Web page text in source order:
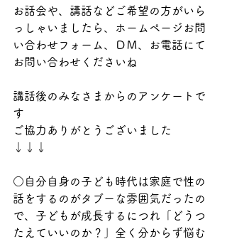
お話会や、講話などご希望の方がいら
っしゃいましたら、ホームページお問
い合わせフォーム、ＤＭ、お電話にて
お問い合わせくださいね
講話後のみなさまからのアンケートで
す
ご協力ありがとうございました
↓↓↓
○自分自身の子ども時代は家庭で性の
話をするのがタブーな雰囲気だったの
で、子どもが成長するにつれ「どうつ
たえていいのか？」全く分からず悩む